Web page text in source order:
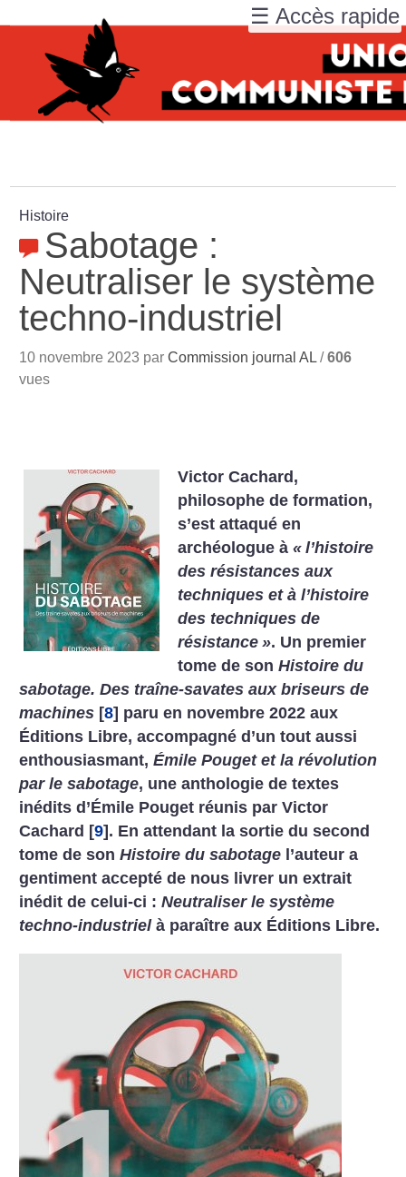
Histoire
Sabotage :
Neutraliser le système
techno-industriel
10 novembre 2023 parCommission journal AL /606
vues
Victor Cachard,
philosophe de formation,
s’est attaqué en
archéologue à« l’histoire
des résistances aux
techniques et à l’histoire
des techniques de
résistance ». Un premier
tome de sonHistoire du
sabotage. Des traîne-savates aux briseurs de
machines [8] paru en novembre 2022 aux
Éditions Libre, accompagné d’un tout aussi
enthousiasmant,Émile Pouget et la révolution
par le sabotage, une anthologie de textes
inédits d’Émile Pouget réunis par Victor
Cachard [9] . En attendant la sortie du second
tome de sonHistoire du sabotage l’auteur a
gentiment accepté de nous livrer un extrait
inédit de celui-ci :Neutraliser le système
techno-industrielà paraître aux Éditions Libre.
☰ Accès rapide